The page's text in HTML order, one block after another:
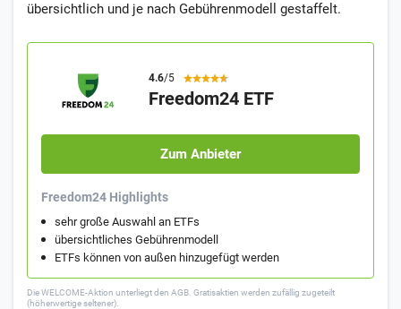
übersichtlich und je nach Gebührenmodell gestaffelt.
4.6/5
Freedom24 ETF
Zum Anbieter
Freedom24 Highlights
sehr große Auswahl an ETFs
übersichtliches Gebührenmodell
ETFs können von außen hinzugefügt werden
Die WELCOME-Aktion unterliegt den AGB. Gratisaktien werden zufällig zugeteilt
(höherwertige seltener).